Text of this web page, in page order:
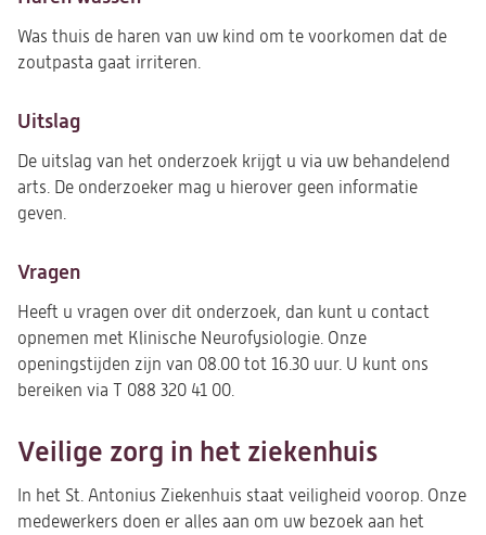
Was thuis de haren van uw kind om te voorkomen dat de
zoutpasta gaat irriteren.
Uitslag
De uitslag van het onderzoek krijgt u via uw behandelend
arts. De onderzoeker mag u hierover geen informatie
geven.
Vragen
Heeft u vragen over dit onderzoek, dan kunt u contact
opnemen met Klinische Neurofysiologie. Onze
openingstijden zijn van 08.00 tot 16.30 uur. U kunt ons
bereiken via T 088 320 41 00.
Veilige zorg in het ziekenhuis
In het St. Antonius Ziekenhuis staat veiligheid voorop. Onze
medewerkers doen er alles aan om uw bezoek aan het